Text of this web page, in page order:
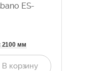
ES-
2100 мм
В корзину